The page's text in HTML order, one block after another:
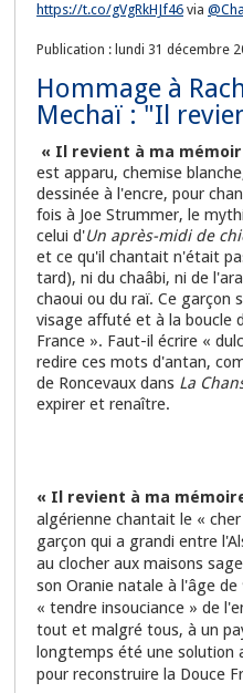
https://t.co/gVgRkHJf46 via
Publication : lundi 31 décembre
Hommage à
Mechaï : "Il
« Il revient à ma
est apparu, chemise
dessinée à l'encre, pour
fois à Joe Strummer, le
celui d'Un après-midi de
et ce qu'il chantait n'était
tard), ni du chaâbi, ni de
chaoui ou du raï. Ce garçon
visage affuté et à la boucle
France ». Faut-il écrire «
redire ces mots d'antan,
de Roncevaux dans La
expirer et renaître.
« Il revient à ma
algérienne chantait le «
garçon qui a grandi entre
au clocher aux maisons
son Oranie natale à l'âge
« tendre insouciance » de
tout et malgré tous, à un
longtemps été une solution
pour reconstruire la Douce